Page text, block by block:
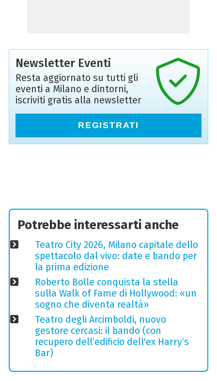
Newsletter Eventi
Resta aggiornato su tutti gli
eventi a Milano e dintorni,
iscriviti gratis alla newsletter
REGISTRATI
Potrebbe interessarti anche
Teatro City 2026, Milano capitale dello
spettacolo dal vivo: date e bando per
la prima edizione
Roberto Bolle conquista la stella
sulla Walk of Fame di Hollywood: «un
sogno che diventa realtà»
Teatro degli Arcimboldi, nuovo
gestore cercasi: il bando (con
recupero dell’edificio dell'ex Harry’s
Bar)